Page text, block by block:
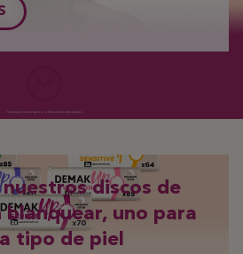
nuestros discos de
blanquear, uno para
tipo de piel